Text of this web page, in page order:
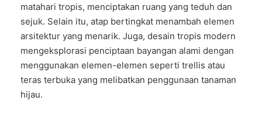
matahari tropis, menciptakan ruang yang teduh dan
sejuk. Selain itu, atap bertingkat menambah elemen
arsitektur yang menarik. Juga, desain tropis modern
mengeksplorasi penciptaan bayangan alami dengan
menggunakan elemen-elemen seperti trellis atau
teras terbuka yang melibatkan penggunaan tanaman
hijau.